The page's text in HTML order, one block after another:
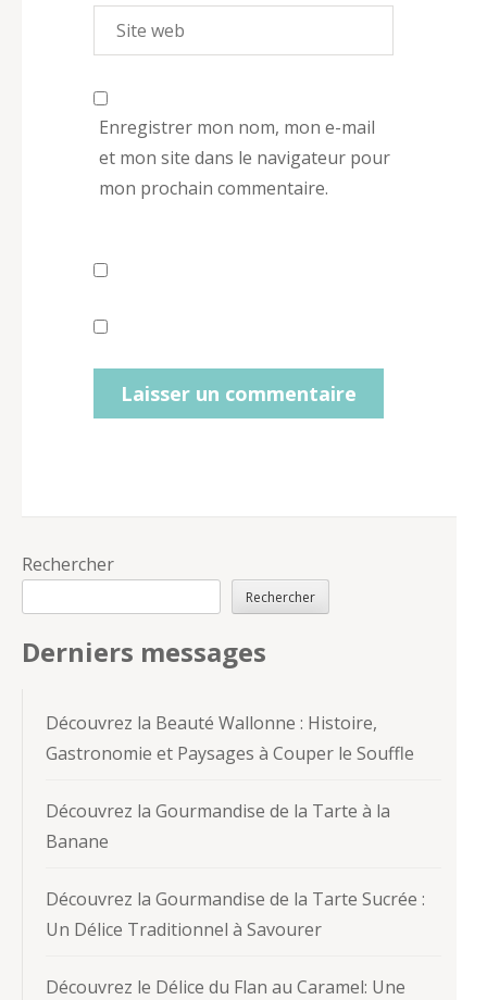
Enregistrer mon nom, mon e-mail
et mon site dans le navigateur pour
mon prochain commentaire.
Rechercher
Rechercher
Derniers messages
Découvrez la Beauté Wallonne : Histoire,
Gastronomie et Paysages à Couper le Souffle
Découvrez la Gourmandise de la Tarte à la
Banane
Découvrez la Gourmandise de la Tarte Sucrée :
Un Délice Traditionnel à Savourer
Découvrez le Délice du Flan au Caramel: Une